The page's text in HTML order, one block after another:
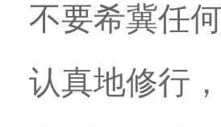
不要希冀任
认真地修行，